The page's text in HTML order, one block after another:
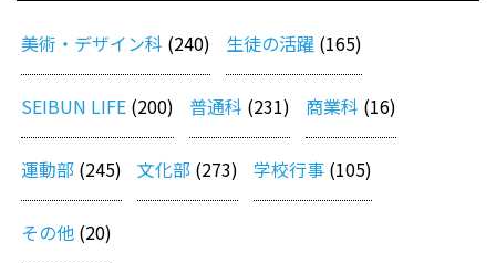
美術・デザイン科 (240) 生徒の活躍 (165)
SEIBUN LIFE (200) 普通科 (231) 商業科 (16)
運動部 (245) 文化部 (273) 学校行事 (105)
その他 (20)